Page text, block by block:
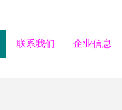
联系我们 企业信息